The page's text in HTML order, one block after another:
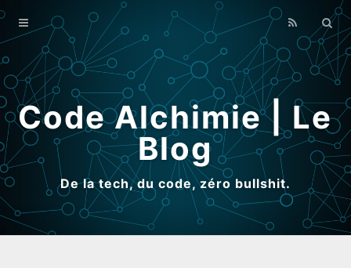
Code Alchimie | Le
Blog
De la tech, du code, zéro bullshit.
Home
Archives
Qui suis-je ?